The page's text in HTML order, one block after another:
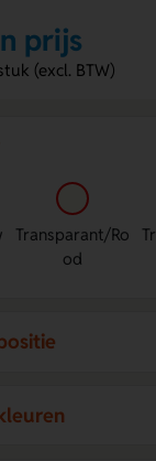
ontworpen
met jouw logo
ideaal als
prijs
(excl. BTW)
Transparant/Ro
od